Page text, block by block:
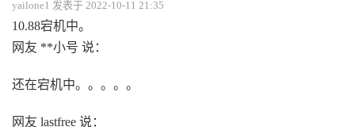
yailone1 发表于 2022-10-11 21:35
10.88宕机中。
网友 **小号 说：
还在宕机中。。。。。
网友 lastfree 说：